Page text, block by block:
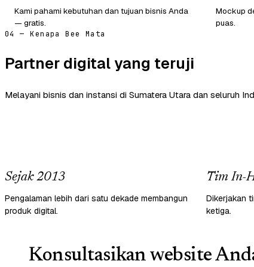
Kami pahami kebutuhan dan tujuan bisnis Anda
— gratis.
Mockup
puas.
04 — Kenapa Bee Mata
Partner digital yang teruji
Melayani bisnis dan instansi di Sumatera Utara dan seluruh
Sejak 2013
Pengalaman lebih dari satu dekade membangun
produk digital.
Tim In-
Dikerjakan
ketiga.
Konsultasikan website